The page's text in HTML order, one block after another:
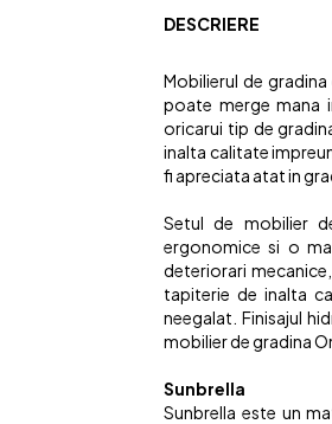
DESCRIERE
Mobilierul de
poate merge mana
oricarui tip de
inalta calitate
fi apreciata atat in
Setul de mobilier
ergonomice si o
deteriorari
tapiterie de inalta
neegalat. Finisajul
mobilier de gradina
Sunbrella
Sunbrella este un